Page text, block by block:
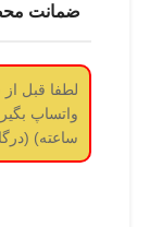
ضمانت
لطفا قبل
ساعته)